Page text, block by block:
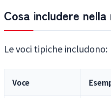
Cosa includere
Le voci tipiche includono:
Voce